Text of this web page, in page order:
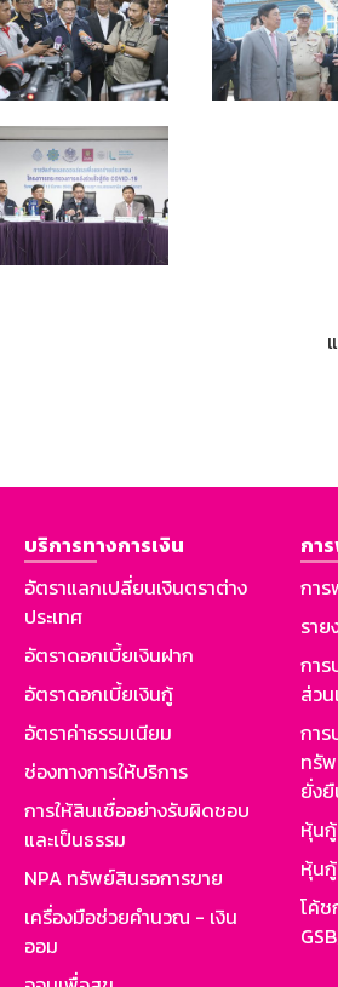
บริการทางการเงิน
อัตราแลกเปลี่ยนเงินตราต่าง
ประเทศ
อัตราดอกเบี้ยเงินฝาก
อัตราดอกเบี้ยเงินกู้
อัตราค่าธรรมเนียม
ช่องทางการให้บริการ
การให้สินเชื่ออย่างรับผิดชอบ
และเป็นธรรม
NPA ทรัพย์สินรอการขาย
เครื่องมือช่วยคำนวณ - เงิน
ออม
กา
กา
รา
กา
ส่วน
กา
ทรั
ยั่ง
หุ้น
หุ้น
โค้ช